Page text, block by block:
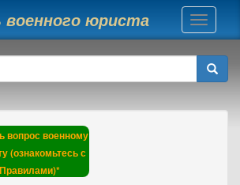
юриста
Toggle
вопрос военному
(ознакомьтесь с
Правилами)*